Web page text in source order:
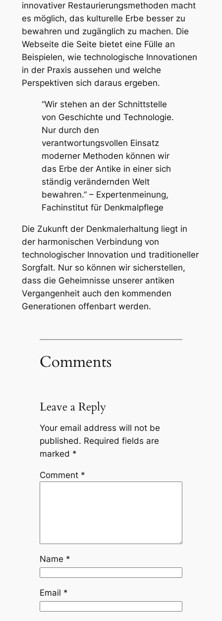
innovativer Restaurierungsmethoden macht
es möglich, das kulturelle Erbe besser zu
bewahren und zugänglich zu machen. Die
Webseite die Seite bietet eine Fülle an
Beispielen, wie technologische Innovationen
in der Praxis aussehen und welche
Perspektiven sich daraus ergeben.
“Wir stehen an der Schnittstelle
von Geschichte und Technologie.
Nur durch den
verantwortungsvollen Einsatz
moderner Methoden können wir
das Erbe der Antike in einer sich
ständig verändernden Welt
bewahren.” – Expertenmeinung,
Fachinstitut für Denkmalpflege
Die Zukunft der Denkmalerhaltung liegt in
der harmonischen Verbindung von
technologischer Innovation und traditioneller
Sorgfalt. Nur so können wir sicherstellen,
dass die Geheimnisse unserer antiken
Vergangenheit auch den kommenden
Generationen offenbart werden.
Comments
Leave a Reply
Your email address will not be
published. Required fields are
marked *
Comment *
Name *
Email *